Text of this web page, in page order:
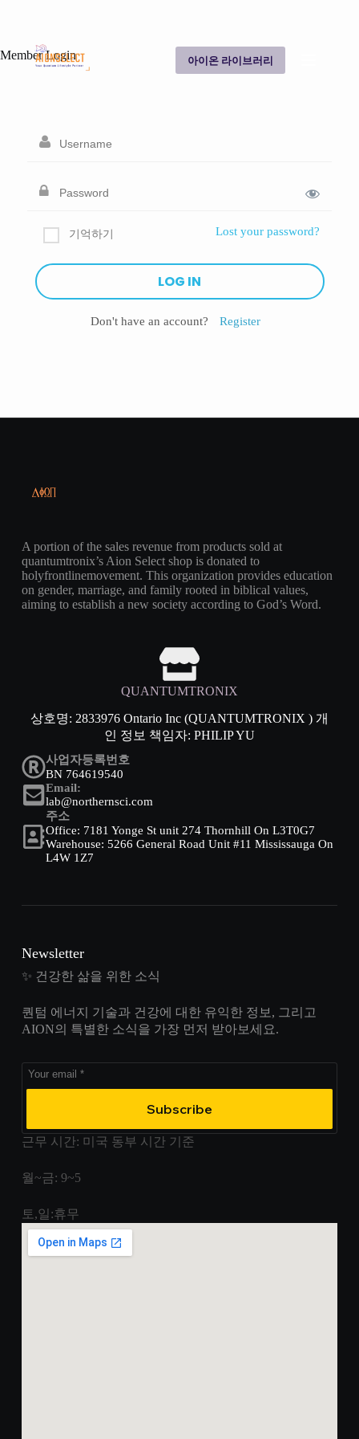
아이온 라이브러리
Member Login
기억하기 Lost your password?
Don't have an account? Register
A portion of the sales revenue from products sold at
quantumtronix’s Aion Select shop is donated to
holyfrontlinemovement. This organization provides education
on gender, marriage, and family rooted in biblical values,
aiming to establish a new society according to God’s Word.
QUANTUMTRONIX
상호명: 2833976 Ontario Inc (QUANTUMTRONIX ) 개
인 정보 책임자: PHILIP YU
사업자등록번호
BN 764619540
Email:
lab@northernsci.com
주소
Office: 7181 Yonge St unit 274 Thornhill On L3T0G7
Warehouse: 5266 General Road Unit #11 Mississauga On
L4W 1Z7
Newsletter
✨ 건강한 삶을 위한 소식
퀀텀 에너지 기술과 건강에 대한 유익한 정보, 그리고
AION의 특별한 소식을 가장 먼저 받아보세요.
Subscribe
근무 시간: 미국 동부 시간 기준
월~금: 9~5
토,일:휴무